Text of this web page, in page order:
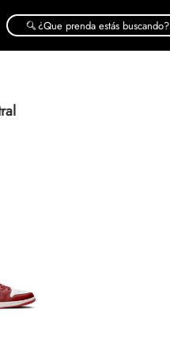
¿Que prenda estás buscando?